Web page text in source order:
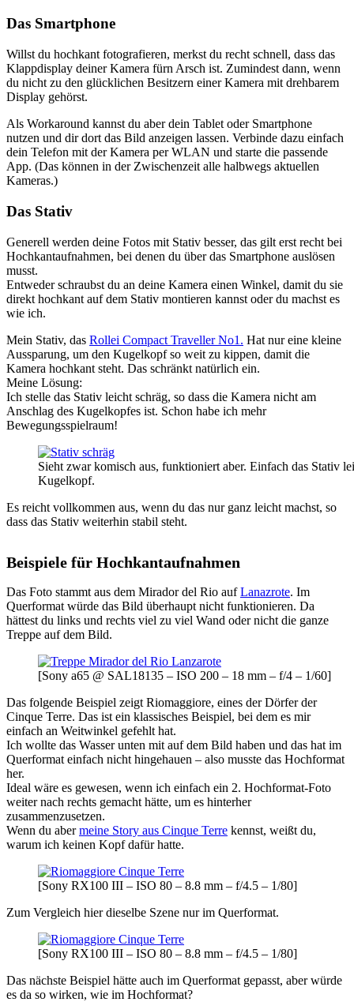
Das Smartphone
Willst du hochkant fotografieren, merkst du recht schnell, dass das
Klappdisplay deiner Kamera fürn Arsch ist. Zumindest dann, wenn
du nicht zu den glücklichen Besitzern einer Kamera mit drehbarem
Display gehörst.
Als Workaround kannst du aber dein Tablet oder Smartphone
nutzen und dir dort das Bild anzeigen lassen. Verbinde dazu einfach
dein Telefon mit der Kamera per WLAN und starte die passende
App. (Das können in der Zwischenzeit alle halbwegs aktuellen
Kameras.)
Das Stativ
Generell werden deine Fotos mit Stativ besser, das gilt erst recht bei
Hochkantaufnahmen, bei denen du über das Smartphone auslösen
musst.
Entweder schraubst du an deine Kamera einen Winkel, damit du sie
direkt hochkant auf dem Stativ montieren kannst oder du machst es
wie ich.
Mein Stativ, das Rollei Compact Traveller No1. Hat nur eine kleine
Aussparung, um den Kugelkopf so weit zu kippen, damit die
Kamera hochkant steht. Das schränkt natürlich ein.
Meine Lösung:
Ich stelle das Stativ leicht schräg, so dass die Kamera nicht am
Anschlag des Kugelkopfes ist. Schon habe ich mehr
Bewegungsspielraum!
Sieht zwar komisch aus, funktioniert aber. Einfach das Stativ
Kugelkopf.
Es reicht vollkommen aus, wenn du das nur ganz leicht machst, so
dass das Stativ weiterhin stabil steht.
Beispiele für Hochkantaufnahmen
Das Foto stammt aus dem Mirador del Rio aufLanazrote. Im
Querformat würde das Bild überhaupt nicht funktionieren. Da
hättest du links und rechts viel zu viel Wand oder nicht die ganze
Treppe auf dem Bild.
[Sony a65 @ SAL18135 – ISO 200 – 18 mm – f/4 – 1/60]
Das folgende Beispiel zeigt Riomaggiore, eines der Dörfer der
Cinque Terre. Das ist ein klassisches Beispiel, bei dem es mir
einfach an Weitwinkel gefehlt hat.
Ich wollte das Wasser unten mit auf dem Bild haben und das hat im
Querformat einfach nicht hingehauen – also musste das Hochformat
her.
Ideal wäre es gewesen, wenn ich einfach ein 2. Hochformat-Foto
weiter nach rechts gemacht hätte, um es hinterher
zusammenzusetzen.
Wenn du abermeine Story aus Cinque Terre kennst, weißt du,
warum ich keinen Kopf dafür hatte.
[Sony RX100 III – ISO 80 – 8.8 mm – f/4.5 – 1/80]
Zum Vergleich hier dieselbe Szene nur im Querformat.
[Sony RX100 III – ISO 80 – 8.8 mm – f/4.5 – 1/80]
Das nächste Beispiel hätte auch im Querformat gepasst, aber würde
es da so wirken, wie im Hochformat?